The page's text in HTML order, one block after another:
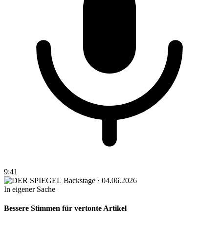
9:41
Backstage · 04.06.2026
In eigener Sache
Bessere Stimmen für vertonte Artikel